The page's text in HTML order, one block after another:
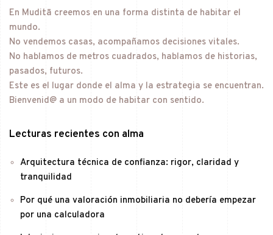
En Muditā creemos en una forma distinta de habitar el
mundo.
No vendemos casas, acompañamos decisiones vitales.
No hablamos de metros cuadrados, hablamos de historias,
pasados, futuros.
Este es el lugar donde el alma y la estrategia se encuentran.
Bienvenid@ a un modo de habitar con sentido.
Lecturas recientes con alma
Arquitectura técnica de confianza: rigor, claridad y
tranquilidad
Por qué una valoración inmobiliaria no debería empezar
por una calculadora